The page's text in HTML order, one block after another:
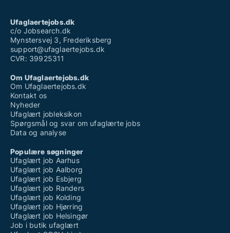
Ufaglært på plejehjem
Ufaglært stilladsarbejder løn
Ufaglaertejobs.dk
c/o Jobsearch.dk
Mynstersvej 3, Frederiksberg
support@ufaglaertejobs.dk
CVR: 39925311
Om Ufaglaertejobs.dk
Om Ufaglaertejobs.dk
Kontakt os
Nyheder
Ufaglært jobleksikon
Spørgsmål og svar om ufaglærte jobs
Data og analyse
Populære søgninger
Ufaglært job Aarhus
Ufaglært job Aalborg
Ufaglært job Esbjerg
Ufaglært job Randers
Ufaglært job Kolding
Ufaglært job Hjørring
Ufaglært job Helsingør
Job i butik ufaglært